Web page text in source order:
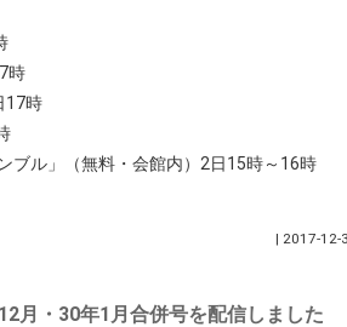
時
17時
ブル」（無料・会館内）2日15時～16時
| 2017-12-
月・30年1月合併号を配信しました